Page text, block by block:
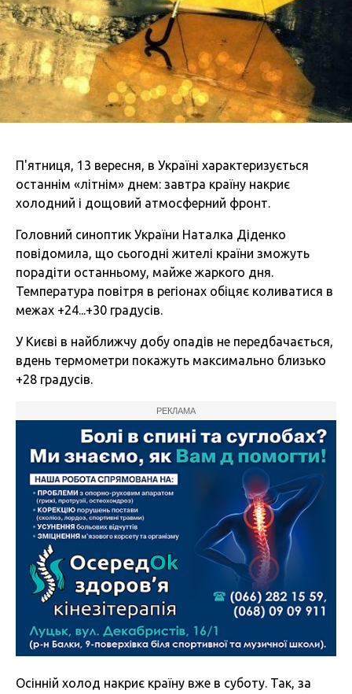
П'ятниця, 13 вересня, в Україні характеризується
останнім «літнім» днем: завтра країну накриє
холодний і дощовий атмосферний фронт.
Головний синоптик України Наталка Діденко
повідомила, що сьогодні жителі країни зможуть
порадіти останньому, майже жаркого дня.
Температура повітря в регіонах обіцяє коливатися в
межах +24...+30 градусів.
У Києві в найближчу добу опадів не передбачається,
вдень термометри покажуть максимально близько
+28 градусів.
РЕКЛАМА
Осінній холод накриє країну вже в суботу. Так, за